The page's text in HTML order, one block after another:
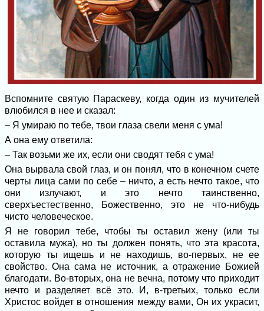
Вспомните святую Параскеву, когда один из мучителей
влюбился в нее и сказал:
– Я умираю по тебе, твои глаза свели меня с ума!
А она ему ответила:
– Так возьми же их, если они сводят тебя с ума!
Она вырвала свой глаз, и он понял, что в конечном счете
черты лица сами по себе – ничто, а есть нечто такое, что
они излучают, и это нечто таинственно,
сверхъестественно, Божественно, это не что-нибудь
чисто человеческое.
Я не говорил тебе, чтобы ты оставил жену (или ты
оставила мужа), но ты должен понять, что эта красота,
которую ты ищешь и не находишь, во-первых, не ее
свойство. Она сама не источник, а отражение Божией
благодати. Во-вторых, она не вечна, потому что приходит
нечто и разделяет всё это. И, в-третьих, только если
Христос войдет в отношения между вами, Он их украсит,